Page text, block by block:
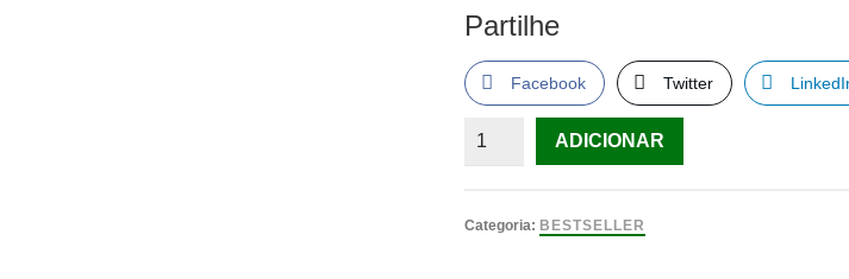
Partilhe
Facebook Twitter
Quantidade
Vida
ADICIONAR
Categoria: BESTSELLER